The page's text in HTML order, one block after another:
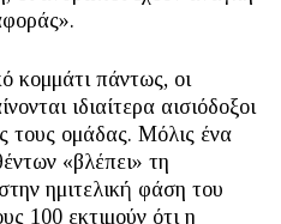
κομμάτι πάντως, οι
ιδιαίτερα αισιόδοξοι
τους ομάδας. Μόλις ένα
«βλέπει» τη
ημιτελική φάση του
100 εκτιμούν ότι η